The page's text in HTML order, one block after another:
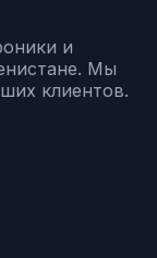
и
Мы
клиентов.